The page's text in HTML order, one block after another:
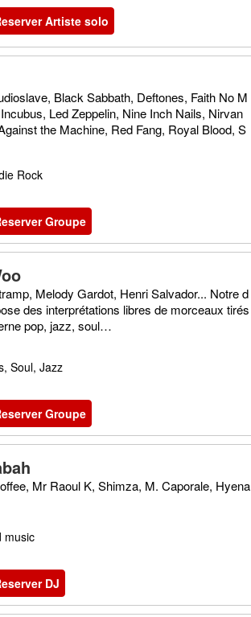
Artiste solo
Black Sabbath, Deftones, Faith No M
Led Zeppelin, Nine Inch Nails, Nirvan
the Machine, Red Fang, Royal Blood, S
Triggerfinger, Truck Fighters, Wolfmother
Rock
Groupe
Melody Gardot, Henri Salvador... Notre d
des interprétations libres de morceaux tirés
pop, jazz, soul…
Soul, Jazz
Groupe
Mr Raoul K, Shimza, M. Caporale, Hyena
music
DJ